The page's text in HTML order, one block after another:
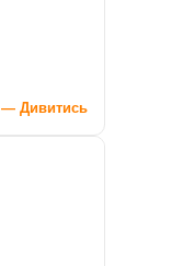
— Дивитись